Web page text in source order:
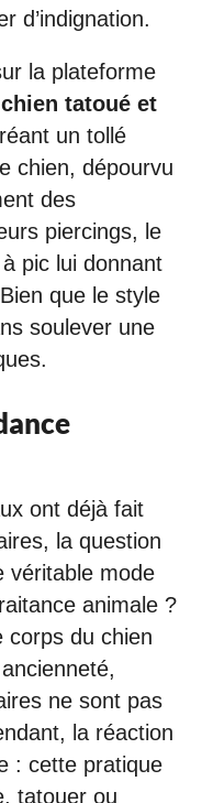
d’indignation.
la plateforme
tatoué et
un tollé
chien, dépourvu
des
piercings, le
pic lui donnant
que le style
soulever une
ont déjà fait
la question
véritable mode
animale ?
corps du chien
ne sont pas
la réaction
: cette pratique
tatouer ou